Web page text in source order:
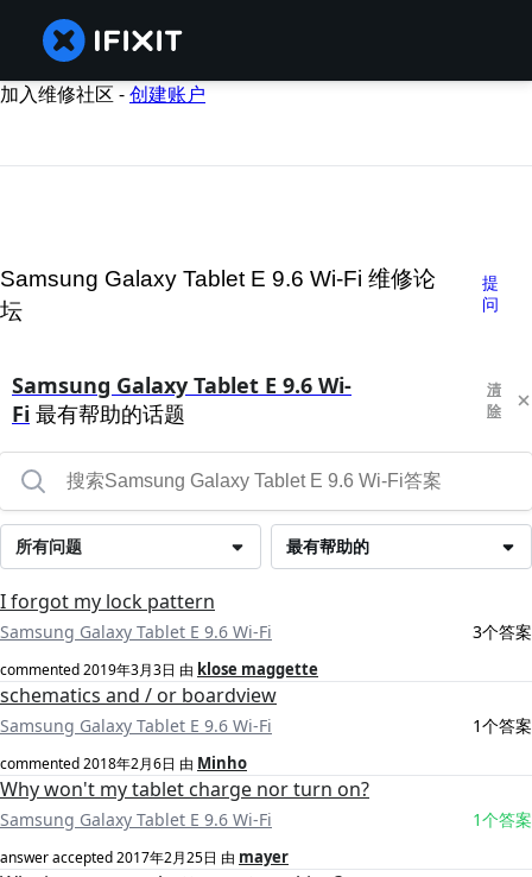
加入维修社区 -创建账户
Samsung Galaxy Tablet E 9.6 Wi-Fi 维修论
坛
提
问
Samsung Galaxy Tablet E 9.6 Wi-
Fi 最有帮助的话题
清
除
最有帮助的
所有问题
I forgot my lock pattern
Samsung Galaxy Tablet E 9.6 Wi-Fi 3个答案
commented2019年3月3日 由 klose maggette
schematics and / or boardview
Samsung Galaxy Tablet E 9.6 Wi-Fi 1个答案
commented2018年2月6日 由 Minho
Why won't my tablet charge nor turn on?
Samsung Galaxy Tablet E 9.6 Wi-Fi 1个答案
answer accepted2017年2月25日 由 mayer